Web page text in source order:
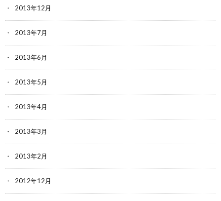
2013年12月
2013年7月
2013年6月
2013年5月
2013年4月
2013年3月
2013年2月
2012年12月